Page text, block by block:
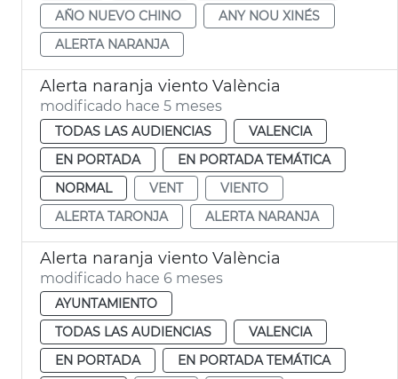
AÑO NUEVO CHINO
ANY NOU XINÉS
ALERTA NARANJA
Alerta naranja viento València
modificado hace 5 meses
TODAS LAS AUDIENCIAS
VALENCIA
EN PORTADA
EN PORTADA TEMÁTICA
NORMAL
VENT
VIENTO
ALERTA TARONJA
ALERTA NARANJA
Alerta naranja viento València
modificado hace 6 meses
AYUNTAMIENTO
TODAS LAS AUDIENCIAS
VALENCIA
EN PORTADA
EN PORTADA TEMÁTICA